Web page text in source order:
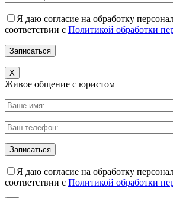
Я даю согласие на обработку
соответствии с Политикой обработки
X
Живое общение с юристом
Я даю согласие на обработку
соответствии с Политикой обработки